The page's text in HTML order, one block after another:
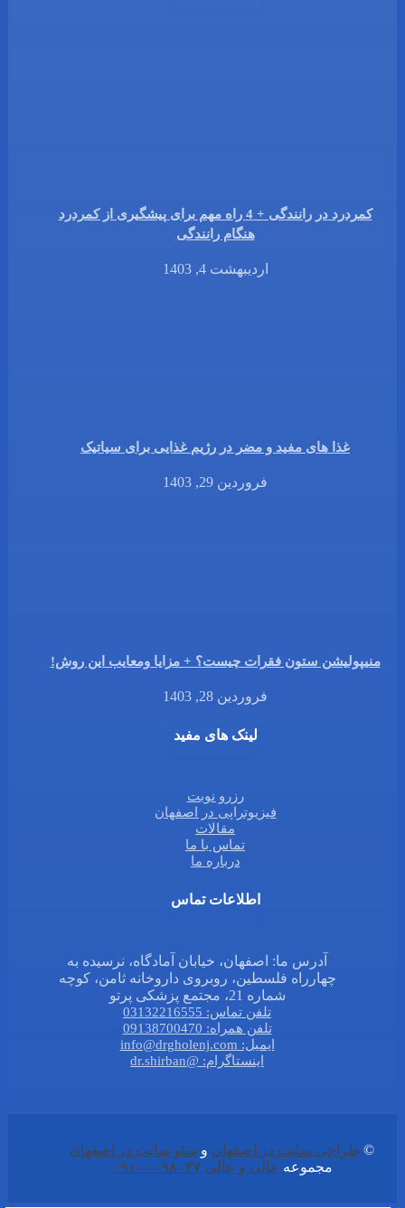
کمردرد در رانندگی + 4 راه مهم برای پیشگیری از کمردرد
هنگام رانندگی
اردیبهشت 4, 1403
غذا های مفید و مضر در رژیم غذایی برای سیاتیک
فروردین 29, 1403
منیپولیشن ستون فقرات چیست؟ + مزایا ومعایب این روش!
فروردین 28, 1403
لینک های مفید
رزرو نوبت
فیزیوتراپی در اصفهان
مقالات
تماس با ما
درباره ما
اطلاعات تماس
آدرس ما: اصفهان، خیابان آمادگاه، نرسیده به
چهارراه فلسطین، روبروی داروخانه ثامن، کوچه
شماره 21، مجتمع پزشکی پرتو
تلفن تماس: 03132216555
تلفن همراه: 09138700470
ایمیل: info@drgholenj.com
اینستاگرام: @dr.shirban
© طراحی سایت در اصفهان و سئو سایت در اصفهان
مجموعه عالی و عالی ۰۹۱۰۰۰۹۸۰۳۷